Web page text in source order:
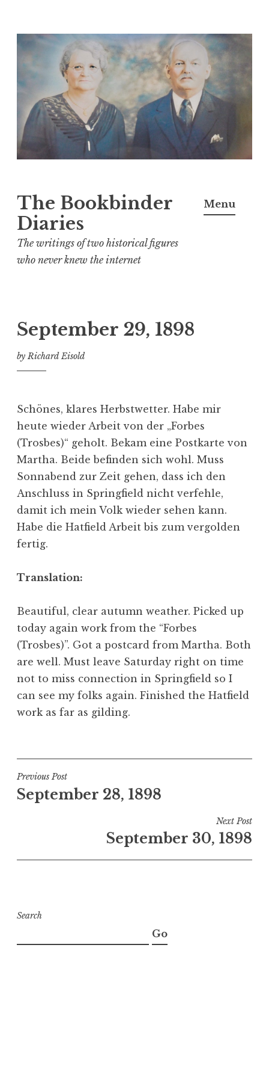
Skip
content
The Bookbinder
Diaries
The writings of two historical figures
who never knew the internet
Menu
September 29, 1898
by Richard Eisold
Schönes, klares Herbstwetter. Habe mir
heute wieder Arbeit von der „Forbes
(Trosbes)“ geholt. Bekam eine Postkarte von
Martha. Beide befinden sich wohl. Muss
Sonnabend zur Zeit gehen, dass ich den
Anschluss in Springfield nicht verfehle,
damit ich mein Volk wieder sehen kann.
Habe die Hatfield Arbeit bis zum vergolden
fertig.
Translation:
Beautiful, clear autumn weather. Picked up
today again work from the “Forbes
(Trosbes)”. Got a postcard from Martha. Both
are well. Must leave Saturday right on time
not to miss connection in Springfield so I
can see my folks again. Finished the Hatfield
work as far as gilding.
Post
navigation
Previous Post
September 28, 1898
Next Post
September 30, 1898
Search
Go